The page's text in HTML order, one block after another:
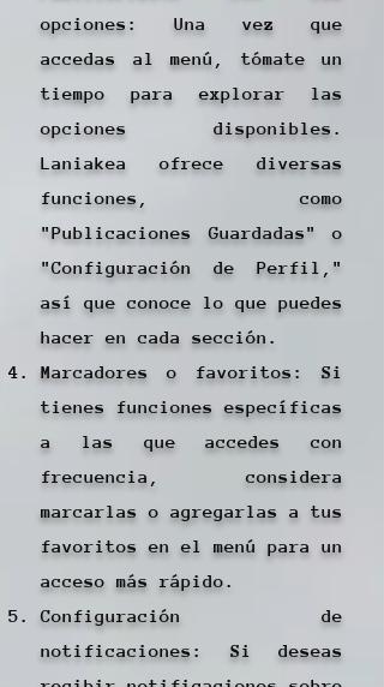
opciones: Una vez que
accedas al menú, tómate un
tiempo para explorar las
opciones disponibles.
Laniakea ofrece diversas
funciones, como
"Publicaciones Guardadas" o
"Configuración de Perfil,"
así que conoce lo que puedes
hacer en cada sección.
Marcadores o favoritos: Si
tienes funciones específicas
a las que accedes con
frecuencia, considera
marcarlas o agregarlas a tus
favoritos en el menú para un
acceso más rápido.
Configuración de
notificaciones: Si deseas